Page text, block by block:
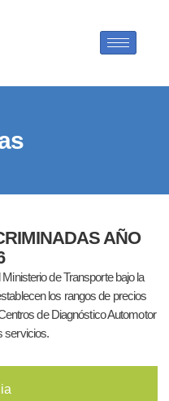
AÑO
de Transporte bajo la
los rangos de precios
de Diagnóstico Automotor
servicios.